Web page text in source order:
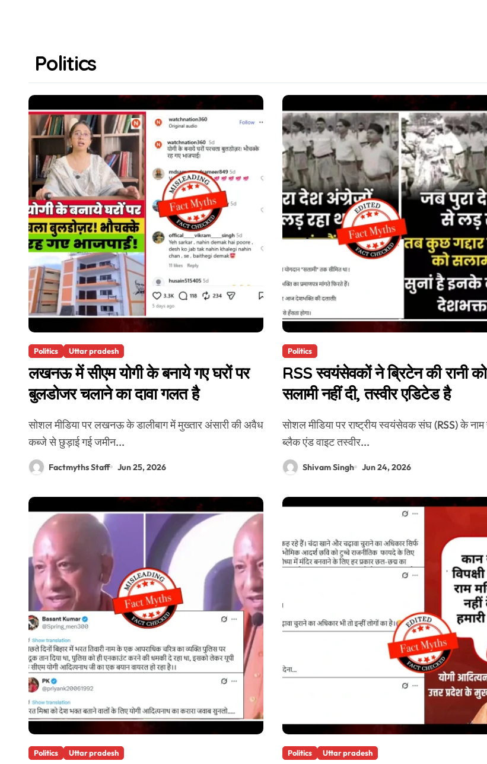
Politics
Politics Uttar pradesh
लखनऊ में सीएम योगी के बनाये गए घरों पर
बुलडोजर चलाने का दावा गलत है
सोशल मीडिया पर लखनऊ के डालीबाग में मुख्तार अंसारी की अवैध
कब्जे से छुड़ाई गई जमीन...
Factmyths Staff Jun 25, 2026
Politics
RSS स्वयंसेवकों ने ब्रिटेन की रानी को
सलामी नहीं दी, तस्वीर एडिटेड है
सोशल मीडिया पर राष्ट्रीय स्वयंसेवक संघ (RSS) के नाम से एक
ब्लैक एंड वाइट तस्वीर...
Shivam Singh Jun 24, 2026
Politics Uttar pradesh Politics Uttar pradesh